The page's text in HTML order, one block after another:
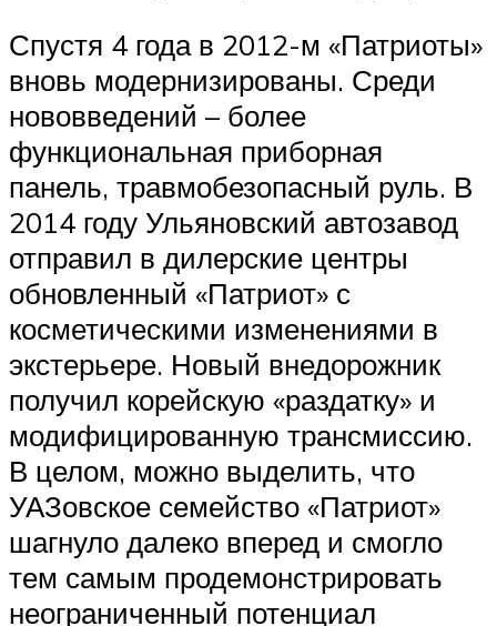
Спустя 4 года в 2012-м «Патриоты»
вновь модернизированы. Среди
нововведений – более
функциональная приборная
панель, травмобезопасный руль. В
2014 году Ульяновский автозавод
отправил в дилерские центры
обновленный «Патриот» с
косметическими изменениями в
экстерьере. Новый внедорожник
получил корейскую «раздатку» и
модифицированную трансмиссию.
В целом, можно выделить, что
УАЗовское семейство «Патриот»
шагнуло далеко вперед и смогло
тем самым продемонстрировать
неограниченный потенциал